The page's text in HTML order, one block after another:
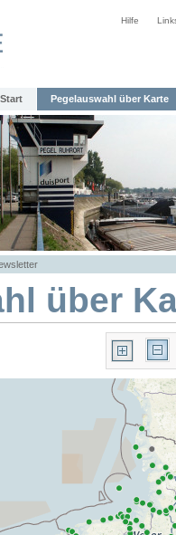
Hilfe
Start Pegelauswahl über Karte
über